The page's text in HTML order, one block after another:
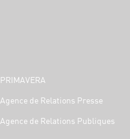
PRIMAVERA
Agence de Relations Presse
Agence de Relations Publiques